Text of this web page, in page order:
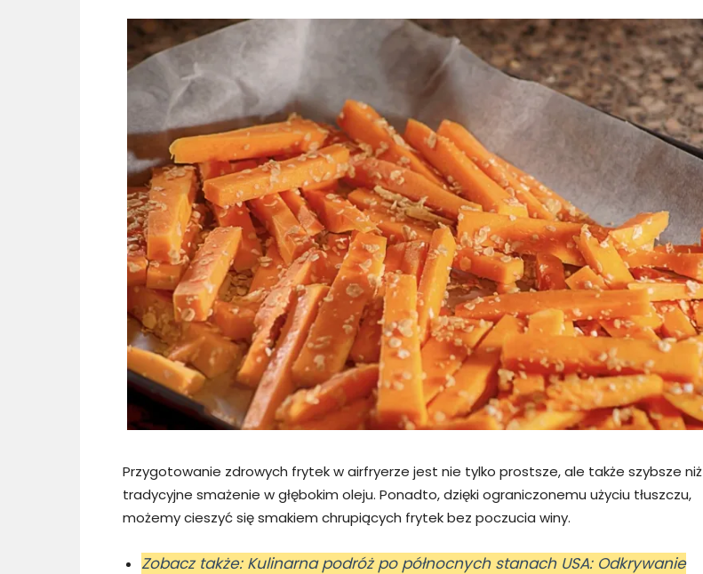
Przygotowanie zdrowych frytek w airfryerze jest nie tylko prostsze, ale także szybsze niż
tradycyjne smażenie w głębokim oleju. Ponadto, dzięki ograniczonemu użyciu tłuszczu,
możemy cieszyć się smakiem chrupiących frytek bez poczucia winy.
Zobacz także: Kulinarna podróż po północnych stanach USA: Odkrywanie